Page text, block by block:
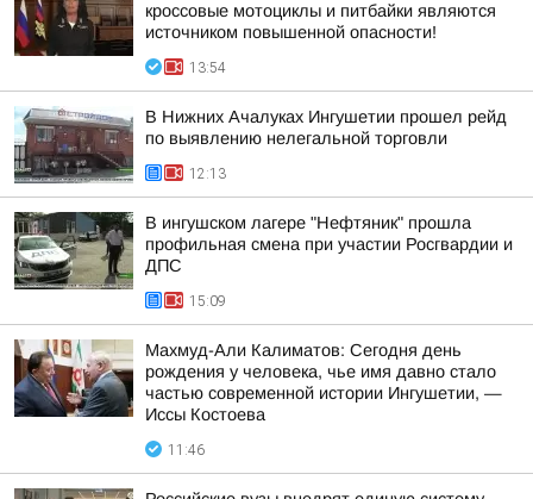
кроссовые мотоциклы и питбайки являются
источником повышенной опасности!
13:54
В Нижних Ачалуках Ингушетии прошел рейд
по выявлению нелегальной торговли
12:13
В ингушском лагере "Нефтяник" прошла
профильная смена при участии Росгвардии и
ДПС
15:09
Махмуд-Али Калиматов: Сегодня день
рождения у человека, чье имя давно стало
частью современной истории Ингушетии, —
Иссы Костоева
11:46